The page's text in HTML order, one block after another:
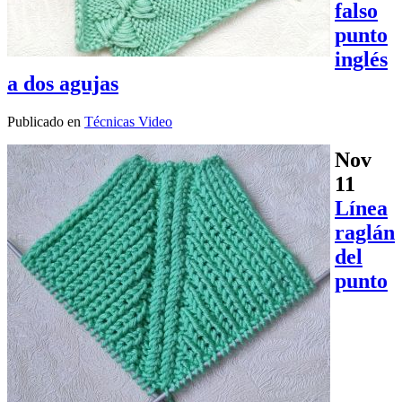
falso
punto
inglés
a dos agujas
Publicado en Técnicas Video
Nov
11
Línea
raglán
del
punto